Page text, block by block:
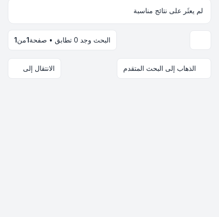
لم يعثَر على نتائج مناسبة
البحث وجد 0 تطابق • صفحة 1من1
الذهاب إلى البحث المتقدم الانتقال إلى